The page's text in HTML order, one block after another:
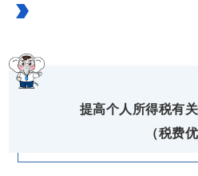
提高个人所得税有
（税费